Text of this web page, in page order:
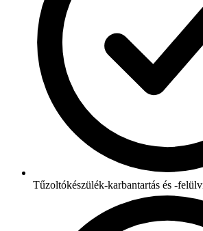
Tűzoltókészülék-karbantartás és -